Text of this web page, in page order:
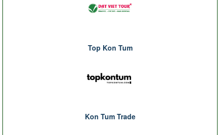
Top Kon Tum
Kon Tum Trade